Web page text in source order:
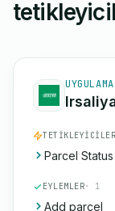
UYGULAMA
TETIKLEYICILER
Parcel
EYLEMLER· 1
Add parcel